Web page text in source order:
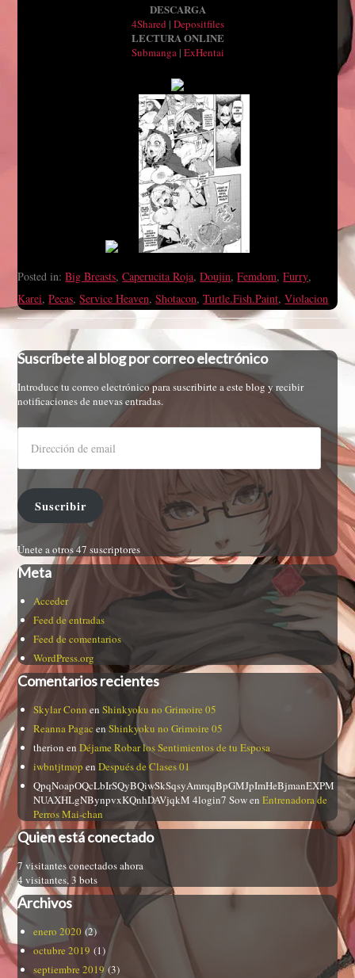
DESCARGA
4Shared | Depositfiles
LECTURA ONLINE
Submanga| ExHentai
Posted in:Big Breasts,Caperucita Roja,Doujin,Femdom,Furry,
Karei,Pecas,Service Heaven,Shotacon,Turtle.Fish.Paint,Violacion
Suscríbete al blog por correo electrónico
Introduce tu correo electrónico para suscribirte a este blog y recibir
notificaciones de nuevas entradas.
Suscribir
Únete a otros 47 suscriptores
Meta
Acceder
Feed de entradas
Feed de comentarios
WordPress.org
Comentarios recientes
Skylar Conn enShinkyoku no Grimoire 05
Reanna Pagac enShinkyoku no Grimoire 05
therion enDéjame Robar los Sentimientos de tu Esposa
iwbntjtmop enDespués de Clases 01
QpqNoapOQcLbIrSQyBQiwSkSqsyAmrqqBpGMJpImHeBjmanEXPM
NUAXHLgNBynpvxKQnhDAVjqkM 4login7 SowenEntrenadora de
Perros Mai-chan
Quien está conectado
7 visitantes conectados ahora
4 visitantes,3 bots
Archivos
enero 2020 (2)
octubre 2019 (1)
septiembre 2019 (3)